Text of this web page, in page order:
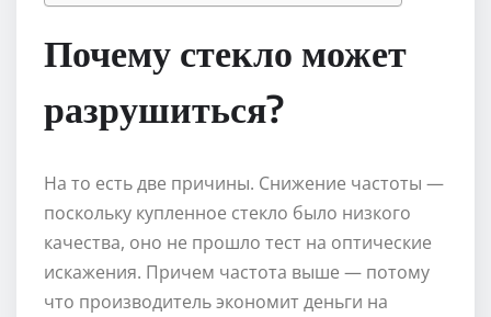
Почему стекло может
разрушиться?
На то есть две причины. Снижение частоты —
поскольку купленное стекло было низкого
качества, оно не прошло тест на оптические
искажения. Причем частота выше — потому
что производитель экономит деньги на